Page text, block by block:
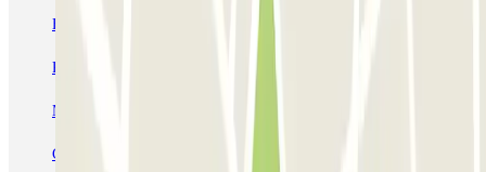
Ecolowpark - Proche Aéroport Marseille Provence - Découvert
Rome Blue Valet - Aéroport de Marseille (MRS) - Extérieur
MyValetservices2.0 - Service Voiturier - Aéroport de Marseille
Centre du pneu - Aéroport de Marseille